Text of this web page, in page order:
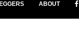
ABOUT